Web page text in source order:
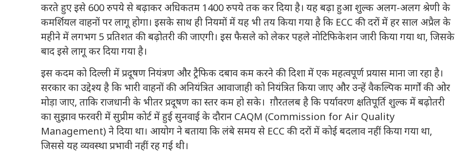
करते हुए इसे 600 रुपये से बढ़ाकर अधिकतम 1400 रुपये तक कर दिया है। यह बढ़ा हुआ शुल्क अलग-अलग श्रेणी के
कमर्शियल वाहनों पर लागू होगा। इसके साथ ही नियमों में यह भी तय किया गया है कि ECC की दरों में हर साल अप्रैल के
महीने में लगभग 5 प्रतिशत की बढ़ोतरी की जाएगी। इस फैसले को लेकर पहले नोटिफिकेशन जारी किया गया था, जिसके
बाद इसे लागू कर दिया गया है।
इस कदम को दिल्ली में प्रदूषण नियंत्रण और ट्रैफिक दबाव कम करने की दिशा में एक महत्वपूर्ण प्रयास माना जा रहा है।
सरकार का उद्देश्य है कि भारी वाहनों की अनियंत्रित आवाजाही को नियंत्रित किया जाए और उन्हें वैकल्पिक मार्गों की ओर
मोड़ा जाए, ताकि राजधानी के भीतर प्रदूषण का स्तर कम हो सके। ग़ौरतलब है कि पर्यावरण क्षतिपूर्ति शुल्क में बढ़ोतरी
का सुझाव फरवरी में सुप्रीम कोर्ट में हुई सुनवाई के दौरान CAQM (Commission for Air Quality
Management) ने दिया था। आयोग ने बताया कि लंबे समय से ECC की दरों में कोई बदलाव नहीं किया गया था,
जिससे यह व्यवस्था प्रभावी नहीं रह गई थी।